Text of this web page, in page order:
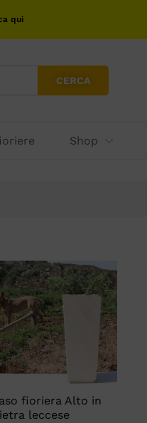
CERCA
Shop
fioriera Alto in
leccese
qui